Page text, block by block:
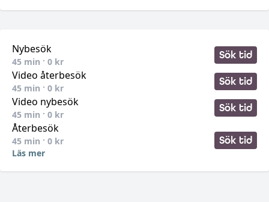
Nybesök
45 min · 0 kr
Sök tid
Video återbesök
45 min · 0 kr
Sök tid
Video nybesök
45 min · 0 kr
Sök tid
Återbesök
45 min · 0 kr
Läs mer
Sök tid